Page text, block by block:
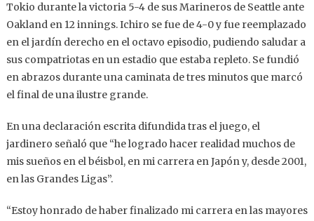
Tokio durante la victoria 5-4 de sus Marineros de Seattle ante
Oakland en 12 innings. Ichiro se fue de 4-0 y fue reemplazado
en el jardín derecho en el octavo episodio, pudiendo saludar a
sus compatriotas en un estadio que estaba repleto. Se fundió
en abrazos durante una caminata de tres minutos que marcó
el final de una ilustre grande.
En una declaración escrita difundida tras el juego, el
jardinero señaló que “he logrado hacer realidad muchos de
mis sueños en el béisbol, en mi carrera en Japón y, desde 2001,
en las Grandes Ligas”.
“Estoy honrado de haber finalizado mi carrera en las mayores